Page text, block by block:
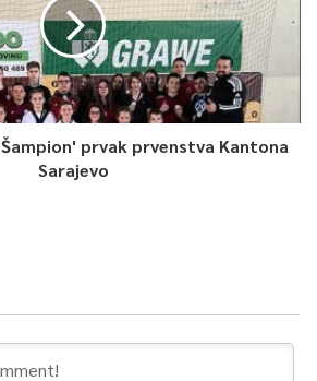
prvak prvenstva Kantona
Sarajevo